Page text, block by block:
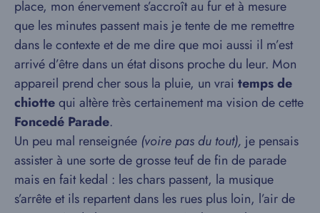
place, mon énervement s’accroît au fur et à mesure
que les minutes passent mais je tente de me remettre
dans le contexte et de me dire que moi aussi il m’est
arrivé d’être dans un état disons proche du leur. Mon
appareil prend cher sous la pluie, un vrai temps de
chiottequi altère très certainement ma vision de cette
Foncedé Parade.
Un peu mal renseignée (voire pas du tout), je pensais
assister à une sorte de grosse teuf de fin de parade
mais en fait kedal : les chars passent, la musique
s’arrête et ils repartent dans les rues plus loin, l’air de